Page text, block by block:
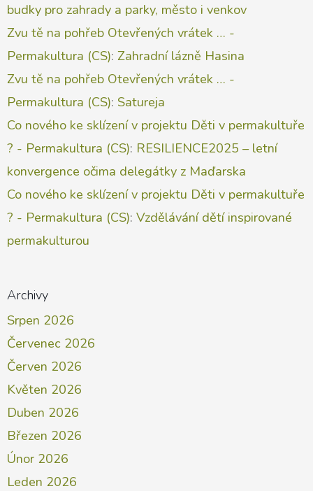
budky pro zahrady a parky, město i venkov
Zvu tě na pohřeb Otevřených vrátek … -
Permakultura (CS): Zahradní lázně Hasina
Zvu tě na pohřeb Otevřených vrátek … -
Permakultura (CS): Satureja
Co nového ke sklízení v projektu Děti v permakultuře
? - Permakultura (CS): RESILIENCE2025 – letní
konvergence očima delegátky z Maďarska
Co nového ke sklízení v projektu Děti v permakultuře
? - Permakultura (CS): Vzdělávání dětí inspirované
permakulturou
Archivy
Srpen 2026
Červenec 2026
Červen 2026
Květen 2026
Duben 2026
Březen 2026
Únor 2026
Leden 2026